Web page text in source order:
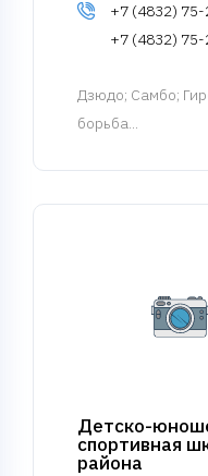
+7 (4832)
+7 (4832)
Дзюдо; Самбо;
борьба...
Детско-
спортивная
района